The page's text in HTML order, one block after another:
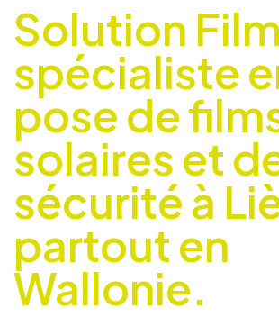
Solution
spécialiste
pose de
solaires et
sécurité à
partout en
Wallonie.